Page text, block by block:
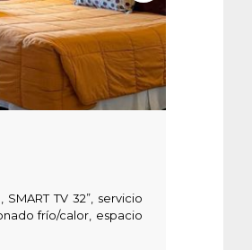
TV 32”, servicio
frío/calor, espacio